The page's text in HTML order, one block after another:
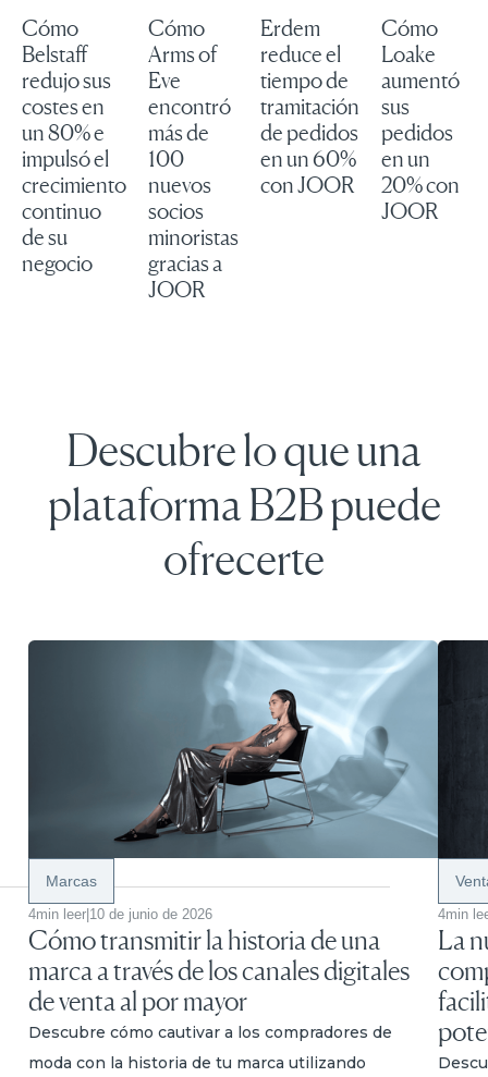
Cómo
Belstaff
redujo sus
costes en
un 80% e
impulsó el
crecimiento
continuo
de su
negocio
Cómo
Arms of
Eve
encontró
más de
100
nuevos
socios
minoristas
gracias a
JOOR
Erdem
reduce el
tiempo de
tramitación
de pedidos
en un 60%
con JOOR
Cómo
Loake
aumentó
sus
pedidos
en un
20% con
JOOR
Descubre lo que una
plataforma B2B puede
ofrecerte
Marcas
4min leer| 10 de junio de 2026
Cómo transmitir la historia de una
marca a través de los canales digitales
de venta al por mayor
Descubre cómo cautivar a los compradores de
moda con la historia de tu marca utilizando
4min
La